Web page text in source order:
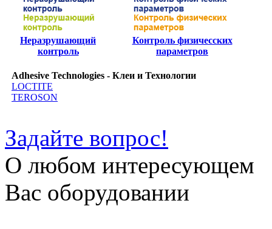
Неразрушающий
контроль
Контроль физичесских
параметров
Adhesive Technologies - Клеи и Технологии
LOCTITE
TEROSON
Задайте вопрос!
О любом интересующем
Вас оборудовании